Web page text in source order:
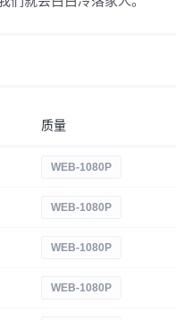
质量
WEB-1080P
WEB-1080P
WEB-1080P
WEB-1080P